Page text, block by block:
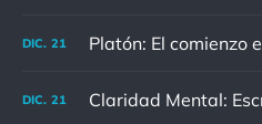
DIC. 21
DIC. 21